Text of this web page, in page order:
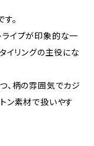
。
ライプが印象的な一
イリングの主役にな
、柄の雰囲気でカジ
ン素材で扱いやす